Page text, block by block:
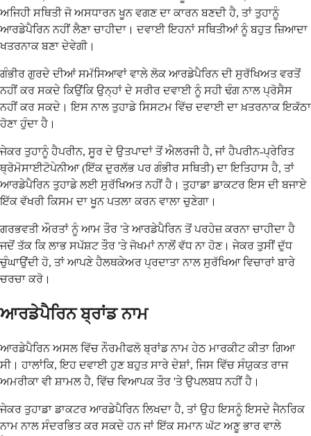
ਅਜਿਹੀ ਸਥਿਤੀ ਜੋ ਅਸਧਾਰਨ ਖੂਨ ਵਗਣ ਦਾ ਕਾਰਨ ਬਣਦੀ ਹੈ, ਤਾਂ ਤੁਹਾਨੂੰ
ਆਰਡੇਪੈਰਿਨ ਨਹੀਂ ਲੈਣਾ ਚਾਹੀਦਾ। ਦਵਾਈ ਇਹਨਾਂ ਸਥਿਤੀਆਂ ਨੂੰ ਬਹੁਤ ਜ਼ਿਆਦਾ
ਖਤਰਨਾਕ ਬਣਾ ਦੇਵੇਗੀ।
ਗੰਭੀਰ ਗੁਰਦੇ ਦੀਆਂ ਸਮੱਸਿਆਵਾਂ ਵਾਲੇ ਲੋਕ ਆਰਡੇਪੈਰਿਨ ਦੀ ਸੁਰੱਖਿਅਤ ਵਰਤੋਂ
ਨਹੀਂ ਕਰ ਸਕਦੇ ਕਿਉਂਕਿ ਉਨ੍ਹਾਂ ਦੇ ਸਰੀਰ ਦਵਾਈ ਨੂੰ ਸਹੀ ਢੰਗ ਨਾਲ ਪ੍ਰੋਸੈਸ
ਨਹੀਂ ਕਰ ਸਕਦੇ। ਇਸ ਨਾਲ ਤੁਹਾਡੇ ਸਿਸਟਮ ਵਿੱਚ ਦਵਾਈ ਦਾ ਖ਼ਤਰਨਾਕ ਇਕੱਠਾ
ਹੋਣਾ ਹੁੰਦਾ ਹੈ।
ਜੇਕਰ ਤੁਹਾਨੂੰ ਹੈਪਰੀਨ, ਸੂਰ ਦੇ ਉਤਪਾਦਾਂ ਤੋਂ ਐਲਰਜੀ ਹੈ, ਜਾਂ ਹੈਪਰੀਨ-ਪ੍ਰੇਰਿਤ
ਥ੍ਰੋਮੋਸਾਈਟੋਪੇਨੀਆ (ਇੱਕ ਦੁਰਲੱਭ ਪਰ ਗੰਭੀਰ ਸਥਿਤੀ) ਦਾ ਇਤਿਹਾਸ ਹੈ, ਤਾਂ
ਆਰਡੇਪੈਰਿਨ ਤੁਹਾਡੇ ਲਈ ਸੁਰੱਖਿਅਤ ਨਹੀਂ ਹੈ। ਤੁਹਾਡਾ ਡਾਕਟਰ ਇਸ ਦੀ ਬਜਾਏ
ਇੱਕ ਵੱਖਰੀ ਕਿਸਮ ਦਾ ਖੂਨ ਪਤਲਾ ਕਰਨ ਵਾਲਾ ਚੁਣੇਗਾ।
ਗਰਭਵਤੀ ਔਰਤਾਂ ਨੂੰ ਆਮ ਤੌਰ 'ਤੇ ਆਰਡੇਪੈਰਿਨ ਤੋਂ ਪਰਹੇਜ਼ ਕਰਨਾ ਚਾਹੀਦਾ ਹੈ
ਜਦੋਂ ਤੱਕ ਕਿ ਲਾਭ ਸਪੱਸ਼ਟ ਤੌਰ 'ਤੇ ਜੋਖਮਾਂ ਨਾਲੋਂ ਵੱਧ ਨਾ ਹੋਣ। ਜੇਕਰ ਤੁਸੀਂ ਦੁੱਧ
ਚੁੰਘਾਉਂਦੀ ਹੋ, ਤਾਂ ਆਪਣੇ ਹੈਲਥਕੇਅਰ ਪ੍ਰਦਾਤਾ ਨਾਲ ਸੁਰੱਖਿਆ ਵਿਚਾਰਾਂ ਬਾਰੇ
ਚਰਚਾ ਕਰੋ।
ਆਰਡੇਪੈਰਿਨ ਬ੍ਰਾਂਡ ਨਾਮ
ਆਰਡੇਪੈਰਿਨ ਅਸਲ ਵਿੱਚ ਨੌਰਮੀਫਲੋ ਬ੍ਰਾਂਡ ਨਾਮ ਹੇਠ ਮਾਰਕੀਟ ਕੀਤਾ ਗਿਆ
ਸੀ। ਹਾਲਾਂਕਿ, ਇਹ ਦਵਾਈ ਹੁਣ ਬਹੁਤ ਸਾਰੇ ਦੇਸ਼ਾਂ, ਜਿਸ ਵਿੱਚ ਸੰਯੁਕਤ ਰਾਜ
ਅਮਰੀਕਾ ਵੀ ਸ਼ਾਮਲ ਹੈ, ਵਿੱਚ ਵਿਆਪਕ ਤੌਰ 'ਤੇ ਉਪਲਬਧ ਨਹੀਂ ਹੈ।
ਜੇਕਰ ਤੁਹਾਡਾ ਡਾਕਟਰ ਆਰਡੇਪੈਰਿਨ ਲਿਖਦਾ ਹੈ, ਤਾਂ ਉਹ ਇਸਨੂੰ ਇਸਦੇ ਜੈਨਰਿਕ
ਨਾਮ ਨਾਲ ਸੰਦਰਭਿਤ ਕਰ ਸਕਦੇ ਹਨ ਜਾਂ ਇੱਕ ਸਮਾਨ ਘੱਟ ਅਣੂ ਭਾਰ ਵਾਲੇ